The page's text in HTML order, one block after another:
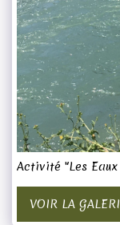
Activité "Les
VOIR LA